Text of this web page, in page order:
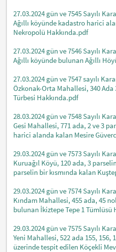
27.03.2024 gün ve 7545 Sayılı
Ağıllı köyünde kadastro harici
Nekropolü Hakkında.pdf
27.03.2024 gün ve 7546 Sayılı
Ağıllı köyünde bulunan Ağıllı
27.03.2024 gün ve 7547 sayılı
Özkonak-Orta Mahallesi, 340
Türbesi Hakkında.pdf
28.03.2024 gün ve 7548 Sayılı
Gesi Mahallesi, 771 ada, 2 ve 3
harici alanda kalan Mesire
29.03.2024 gün ve 7573 Sayılı
Kuruağıl Köyü, 120 ada, 3
parselin bir kısmında kalan
29.03.2024 gün ve 7574 Sayılı
Kındam Mahallesi, 455 ada, 45
bulunan İkiztepe Tepe 1 Tümlüsü
29.03.2024 gün ve 7575 Sayılı
Yeni Mahallesi, 522 ada 155, 156,
üzerinde tespit edilen Köçekli